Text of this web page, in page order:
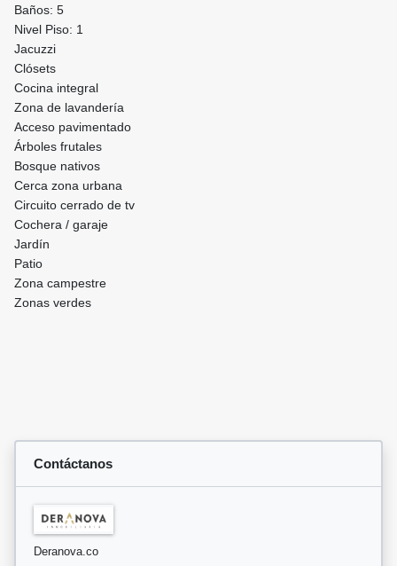
Baños: 5
Nivel Piso: 1
Jacuzzi
Clósets
Cocina integral
Zona de lavandería
Acceso pavimentado
Árboles frutales
Bosque nativos
Cerca zona urbana
Circuito cerrado de tv
Cochera / garaje
Jardín
Patio
Zona campestre
Zonas verdes
Contáctanos
Deranova.co